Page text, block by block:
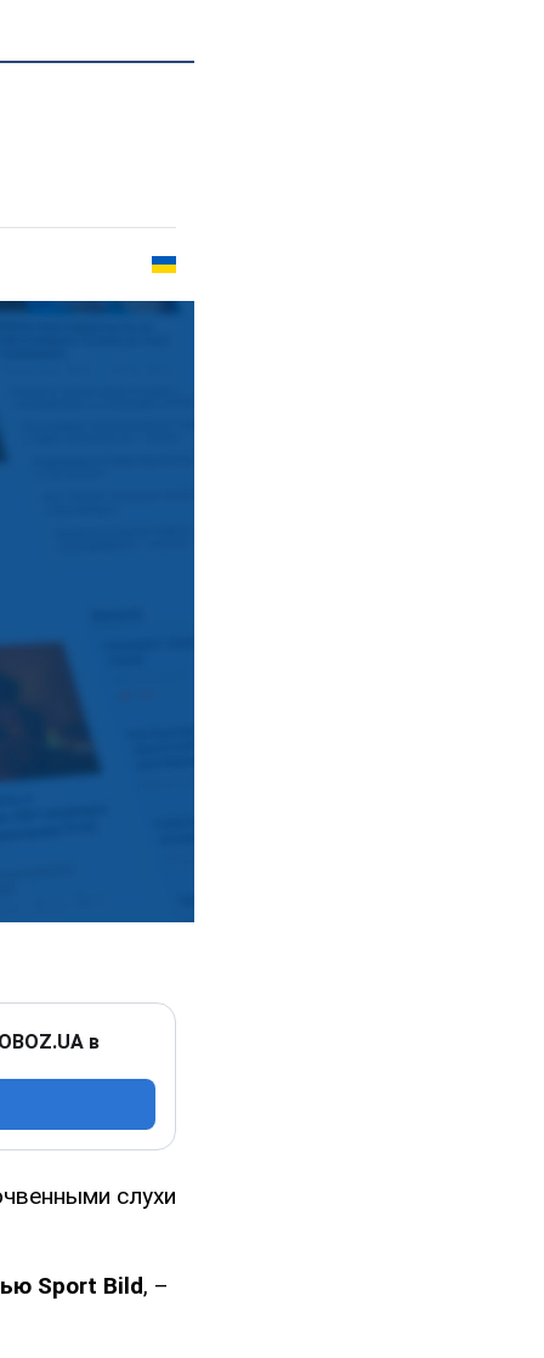
в
слухи
Sport Bild, –